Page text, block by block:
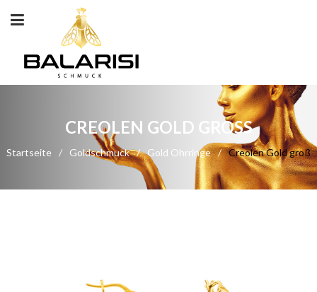
CREOLEN GOLD GROSS
Startseite / Goldschmuck / Gold Ohrringe / Creolen Gold groß